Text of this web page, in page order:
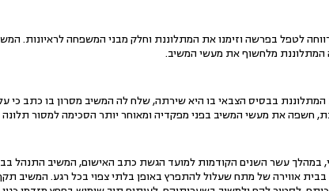
החלו גורמי הרווחה לטפל בפרשה וזימנו את המתלוננת וחלק מבני המשפחה
המתלוננת מלחשוף את מעשי המשיב.
במהלך שהות המתלוננת בבסיס הצבאי בו היא שירתה, שלח לה המשיב מסרון בו כתב
חשפה את מעשי המשיב בפני מפקדיה ומאוחר יותר הסכימה למסור
עשר השנים הקודמות למועד הגשת כתב האישום, המשיב התנהל
בבית אווירה של מתח שעלול להתפרץ באופן בלתי צפוי בכל רגע. המשיב